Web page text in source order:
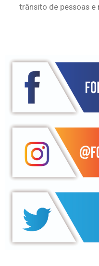
trânsito de pessoas e